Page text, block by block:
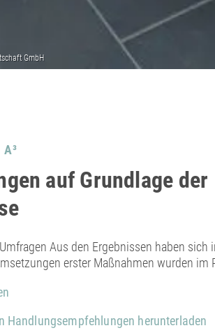
auf Grundlage der
Aus den Ergebnissen haben sich
erster Maßnahmen wurden im
Handlungsempfehlungen herunterladen